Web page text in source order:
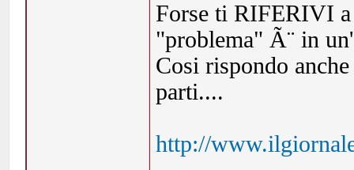
Forse ti RIFERIVI a
"problema" Ã¨ in
Cosi rispondo
parti....
http://